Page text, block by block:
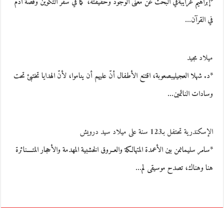
في القرآن…
ميلاد مجيد
*د. شهلا العجيليبصعوبة، اقتنع الأطفال أنّ عليهم أن يناموا، لأنّ الهدايا تختبئ تحت
وسادات النائمين…
الإسكندرية تحتفل بـ123 سنة على ميلاد سيد درويش
*سامر سليمانمن بين الأعمدة المتهالكة والعــروق الخشبية المهدمة والأحجار المتــــناثرة
هنا وهناك، تصدح موسيقى لم…